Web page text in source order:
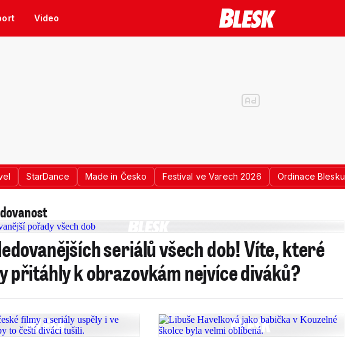
Video
StarDance Made in Česko Festival ve Varech 2026 Ordinace Blesku
seriálů všech dob! Víte, které
přitáhly k obrazovkám nejvíce diváků?